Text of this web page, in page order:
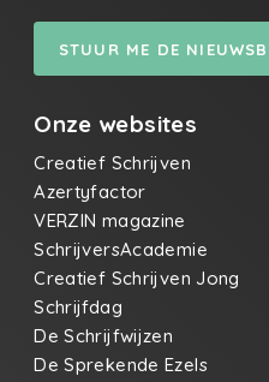
STUUR ME DE
Onze websites
Creatief Schrijven
Azertyfactor
VERZIN magazine
SchrijversAcademie
Creatief Schrijven Jong
Schrijfdag
De Schrijfwijzen
De Sprekende Ezels